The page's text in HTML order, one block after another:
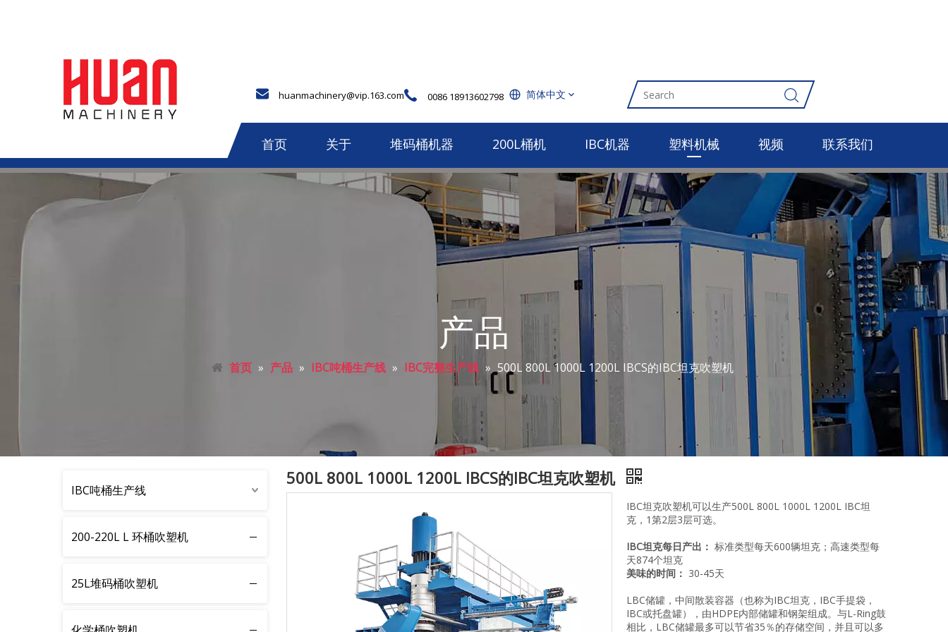
huanmachinery@vip.163.com 0086 18913602798 简体中文
首页 关于 堆码桶机器 200L桶机 IBC机器 塑料机械 视频 联系我们
产品
首页 » 产品 » IBC吨桶生产线 » IBC完整生产线 » 500L 800L 1000L 1200L IBCS的IBC坦克吹塑机
IBC吨桶生产线
200-220L L 环桶吹塑机
25L堆码桶吹塑机
500L 800L 1000L 1200L IBCS的IBC坦克吹塑机
IBC坦克吹塑机可以生产500L 800L 1000L 1200L IBC坦
克，1第2层3层可选。
IBC坦克每日产出： 标准类型每天600辆坦克；高速类型每
天874个坦克
美味的时间： 30-45天
LBC储罐，中间散装容器（也称为IBC坦克，IBC手提袋，
IBC或托盘罐），由HDPE内部储罐和钢架组成。与L-Ring鼓
相比，LBC储罐最多可以节省35％的存储空间，并且可以多